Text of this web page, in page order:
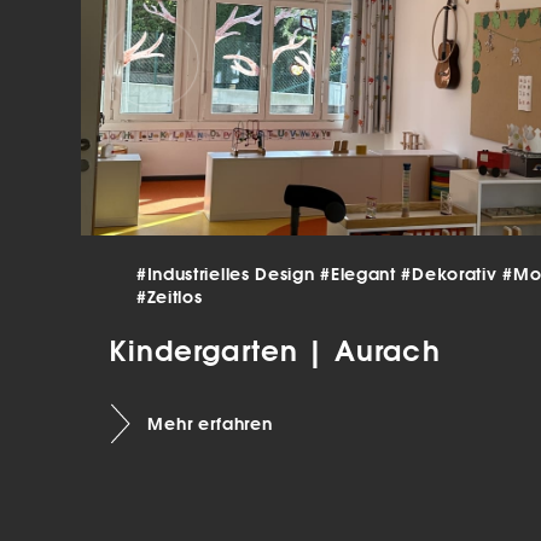
#Industrielles Design#Elegant#Dekorativ
#Zeitlos
Kindergarten | Aurach
Mehr erfahren
die
Ihre